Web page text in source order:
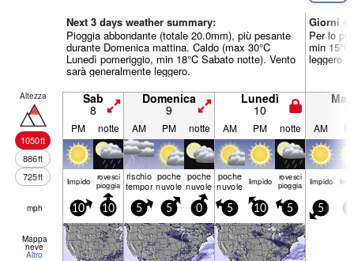
Next 3 days weather summary:
Pioggia abbondante (totale 20.0mm), più pesante
durante Domenica mattina. Caldo (max 30°C
Lunedì pomeriggio, min 18°C Sabato notte). Vento
sarà generalmente leggero.
Giorni
Per lo
min
leggero.
Altezza
1050ft
886ft
725ft
Sab
8
Domenica
9
Lunedì
10
PM notte AM PM notte AM PM notte AM
limp­ido rovesci
pioggia
rischio
temporale
poche
nuvole
poche
nuvole
poche
nuvole limp­ido rovesci
pioggia limp­ido
mph 10 10 5 5 0 5 10 5 5
Mappa
neve
Altro